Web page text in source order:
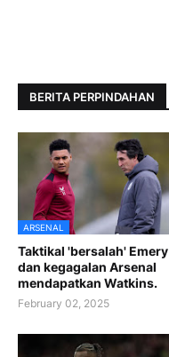
BERITA PERPINDAHAN
ARSENAL
Taktikal 'bersalah' Emery
dan kegagalan Arsenal
mendapatkan Watkins.
February 02, 2025